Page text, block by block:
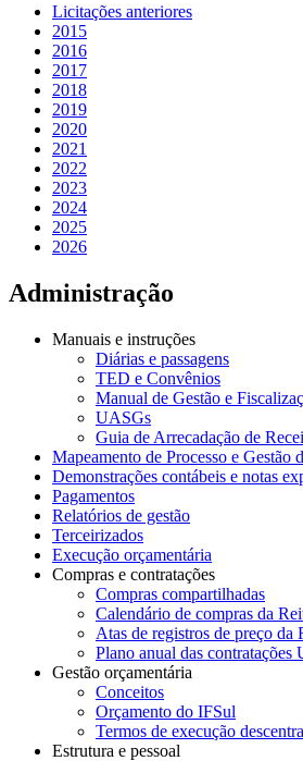
Licitações anteriores
2015
2016
2017
2018
2019
2020
2021
2022
2023
2024
2025
2026
Administração
Manuais e instruções
Diárias e passagens
TED e Convênios
Manual de Gestão e
UASGs
Guia de Arrecadação de
Mapeamento de Processo e Gestão
Demonstrações contábeis e notas
Pagamentos
Relatórios de gestão
Terceirizados
Execução orçamentária
Compras e contratações
Compras compartilhadas
Calendário de compras da
Atas de registros de preço da
Plano anual das
Gestão orçamentária
Conceitos
Orçamento do IFSul
Termos de execução
Estrutura e pessoal